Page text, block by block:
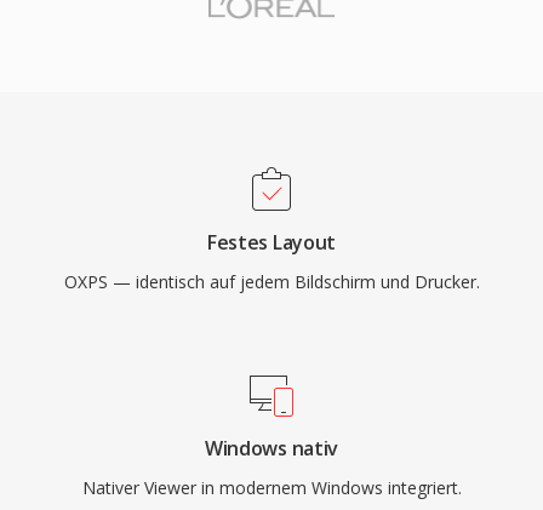
Festes Layout
OXPS — identisch auf jedem Bildschirm und Drucker.
Windows nativ
Nativer Viewer in modernem Windows integriert.